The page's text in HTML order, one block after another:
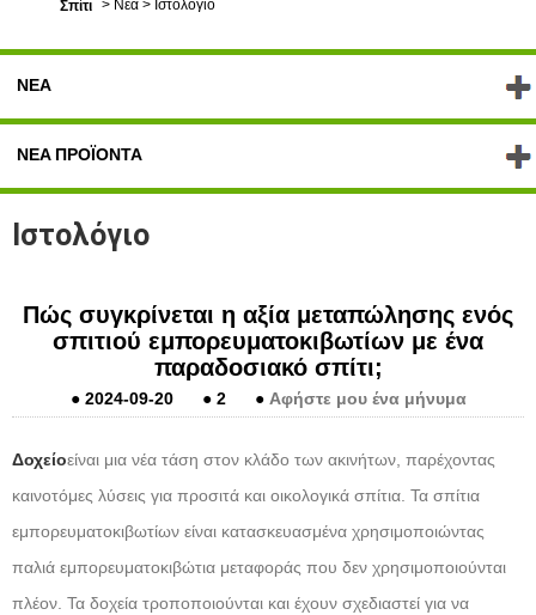
Σπίτι > Νέα > Ιστολόγιο
ΝΈΑ
ΝΈΑ ΠΡΟΪΌΝΤΑ
Ιστολόγιο
Πώς συγκρίνεται η αξία μεταπώλησης ενός
σπιτιού εμπορευματοκιβωτίων με ένα
παραδοσιακό σπίτι;
● 2024-09-20 ● 2 ● Αφήστε μου ένα μήνυμα
Δοχείοείναι μια νέα τάση στον κλάδο των ακινήτων, παρέχοντας
καινοτόμες λύσεις για προσιτά και οικολογικά σπίτια. Τα σπίτια
εμπορευματοκιβωτίων είναι κατασκευασμένα χρησιμοποιώντας
παλιά εμπορευματοκιβώτια μεταφοράς που δεν χρησιμοποιούνται
πλέον. Τα δοχεία τροποποιούνται και έχουν σχεδιαστεί για να